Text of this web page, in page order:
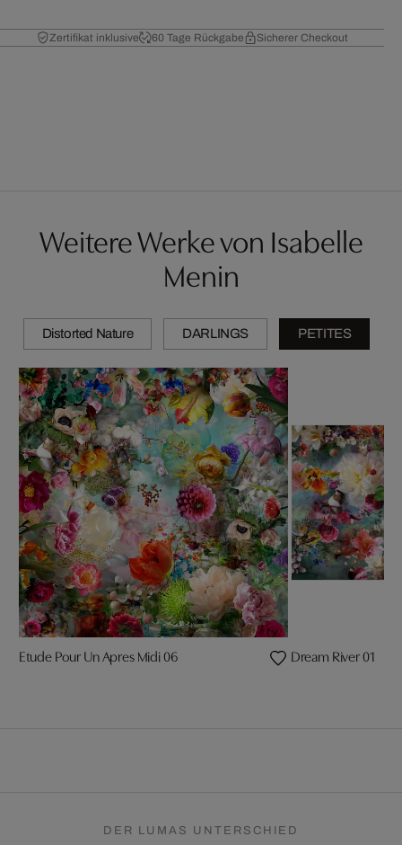
Zertifikat inklusive 60 Tage Rückgabe Sicherer Checkout
Weitere Werke von Isabelle
Menin
Distorted Nature DARLINGS PETITES
Etude Pour Un Apres Midi 06 Dream River 01
DER LUMAS UNTERSCHIED